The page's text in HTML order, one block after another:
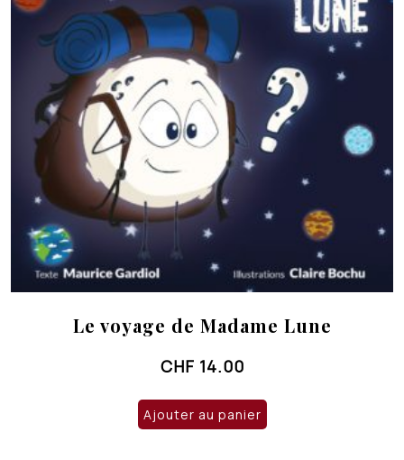
Le voyage de Madame Lune
CHF 14.00
Ajouter au panier